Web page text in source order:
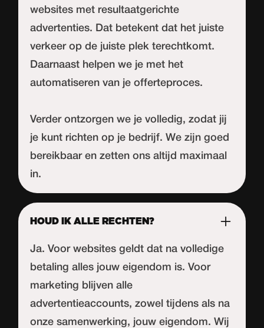
websites met resultaatgerichte
advertenties. Dat betekent dat het juiste
verkeer op de juiste plek terechtkomt.
Daarnaast helpen we je met het
automatiseren van je offerteproces.
Verder ontzorgen we je volledig, zodat jij
je kunt richten op je bedrijf. We zijn goed
bereikbaar en zetten ons altijd maximaal
in.
HOUD IK ALLE RECHTEN?
Ja. Voor websites geldt dat na volledige
betaling alles jouw eigendom is. Voor
marketing blijven alle
advertentieaccounts, zowel tijdens als na
onze samenwerking, jouw eigendom. Wij